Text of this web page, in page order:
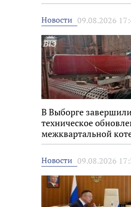
Новости 09.08.2026
В Выборге
техническое
межквартальной
Новости 09.08.2026